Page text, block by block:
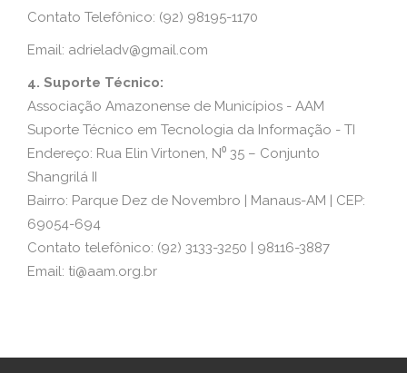
Contato Telefônico: (92) 98195-1170
Email: adrieladv@gmail.com
4. Suporte Técnico:
Associação Amazonense de Municípios - AAM
Suporte Técnico em Tecnologia da Informação - TI
Endereço: Rua Elin Virtonen, N⁰ 35 – Conjunto
Shangrilá II
Bairro: Parque Dez de Novembro | Manaus-AM | CEP:
69054-694
Contato telefônico: (92) 3133-3250 | 98116-3887
Email: ti@aam.org.br